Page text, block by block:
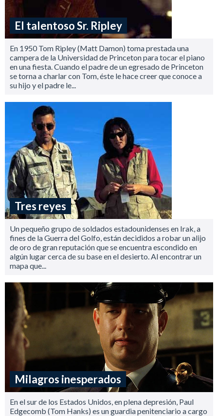
El talentoso Sr. Ripley
En 1950 Tom Ripley (Matt Damon) toma prestada una
campera de la Universidad de Princeton para tocar el piano
en una fiesta. Cuando el padre de un egresado de Princeton
se torna a charlar con Tom, éste le hace creer que conoce a
su hijo y el padre le...
Tres reyes
Un pequeño grupo de soldados estadounidenses en Irak, a
fines de la Guerra del Golfo, están decididos a robar un alijo
de oro de gran reputación que se encuentra escondido en
algún lugar cerca de su base en el desierto. Al encontrar un
mapa que...
Milagros inesperados
En el sur de los Estados Unidos, en plena depresión, Paul
Edgecomb (Tom Hanks) es un guardia penitenciario a cargo